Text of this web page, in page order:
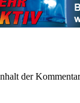
der